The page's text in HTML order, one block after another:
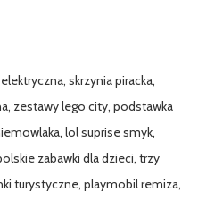
skrzynia piracka,
zestawy lego city, podstawka
lol suprise smyk,
zabawki dla dzieci, trzy
turystyczne, playmobil remiza,